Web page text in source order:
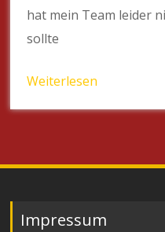
hat mein Team leider
sollte
Weiterlesen
Impressum